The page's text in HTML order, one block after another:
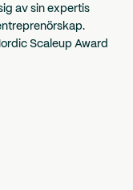
av sin expertis
Scaleup Award